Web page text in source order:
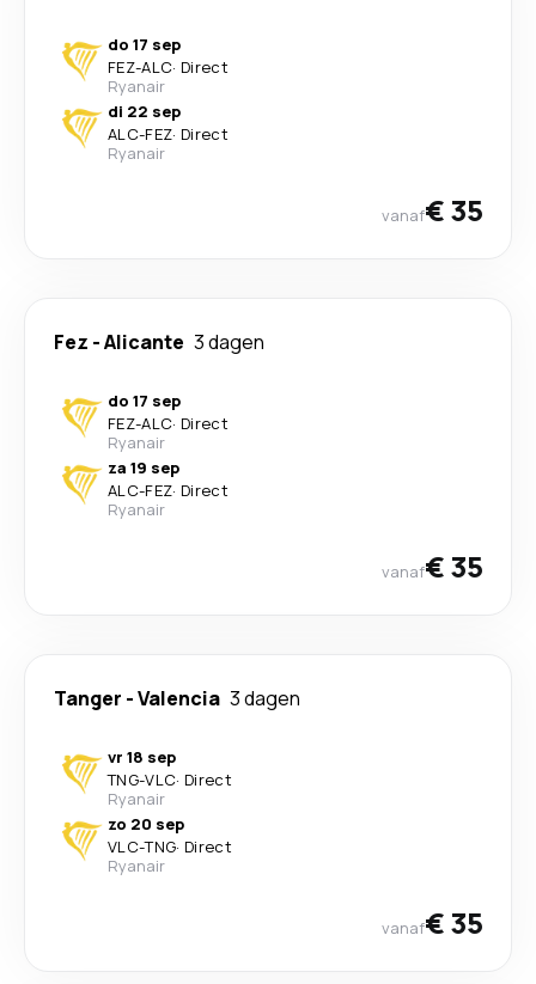
do 17 sep
FEZ-ALC· Direct
Ryanair
di 22 sep
ALC-FEZ· Direct
Ryanair
vanaf€ 35
Fez -Alicante 3 dagen
do 17 sep
FEZ-ALC· Direct
Ryanair
za 19 sep
ALC-FEZ· Direct
Ryanair
vanaf€ 35
Tanger -Valencia 3 dagen
vr 18 sep
TNG-VLC· Direct
Ryanair
zo 20 sep
VLC-TNG· Direct
Ryanair
vanaf€ 35